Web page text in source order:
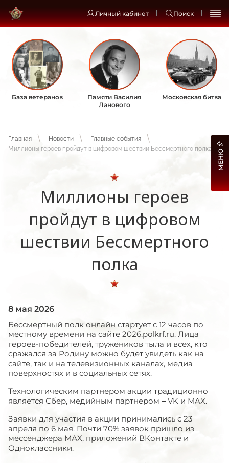
Личный кабинет Поиск
База ветеранов
Памяти Василия
Ланового
Московская битва
Главная Новости
Главные события
Миллионы героев пройдут в цифровом шествии Бессмертного полка
Миллионы героев
пройдут в цифровом
шествии Бессмертного
полка
8 мая 2026
Бессмертный полк онлайн стартует с 12 часов по
местному времени на сайте 2026.polkrf.ru. Лица
героев-победителей, тружеников тыла и всех, кто
сражался за Родину можно будет увидеть как на
сайте, так и на телевизионных каналах, медиа
поверхностях и в социальных сетях.
Технологическим партнером акции традиционно
является Сбер, медийным партнером – VK и МAX.
Заявки для участия в акции принимались с 23
апреля по 6 мая. Почти 70% заявок пришло из
мессенджера МАХ, приложений ВКонтакте и
Одноклассники.
МЕНЮ